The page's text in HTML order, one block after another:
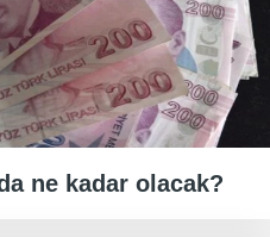
ne kadar olacak?